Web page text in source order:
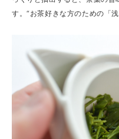
す。“お茶好きな方のための「